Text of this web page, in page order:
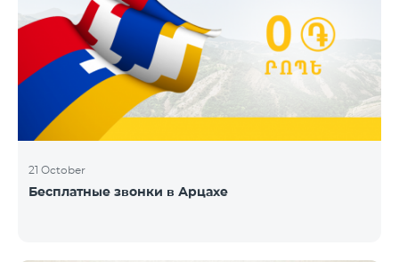
21 October
Бесплатные звонки в Арцахе